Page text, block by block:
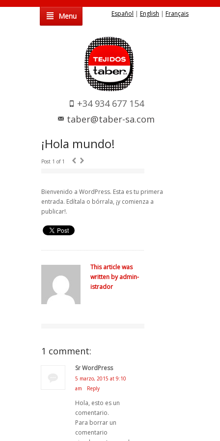
Menu Español | English | Français
+34 934 677 154
taber@taber-sa.com
¡Hola mundo!
Post 1 of 1 ‹ ›
Bienvenido a WordPress. Esta es tu primera
entrada. Edítala o bórrala, ¡y comienza a
publicar!.
This article was
written by admin-
istrador
1 comment:
Sr WordPress
5 marzo, 2015 at 9:10
am
Reply
Hola, esto es un
comentario.
Para borrar un
comentario